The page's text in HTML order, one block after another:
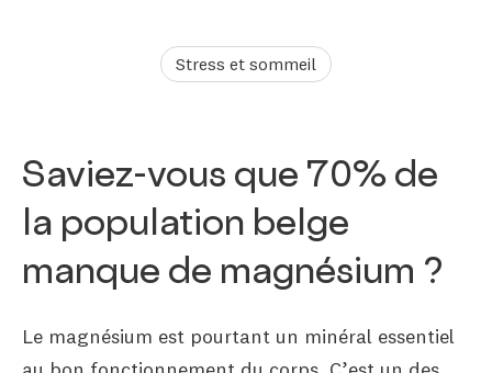
Stress et sommeil
Saviez-vous que 70% de
la population belge
manque de magnésium ?
Le magnésium est pourtant un minéral essentiel